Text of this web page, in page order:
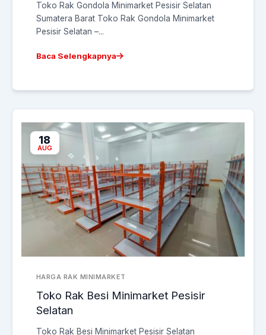
Toko Rak Gondola Minimarket Pesisir Selatan
Sumatera Barat Toko Rak Gondola Minimarket
Pesisir Selatan –...
Baca Selengkapnya
18
AUG
HARGA RAK MINIMARKET
Toko Rak Besi Minimarket Pesisir
Selatan
Toko Rak Besi Minimarket Pesisir Selatan